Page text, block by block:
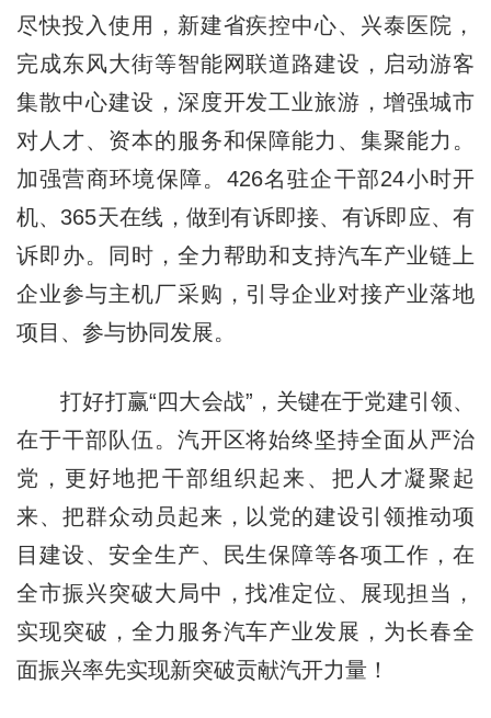
尽快投入使用，新建省疾控中心、兴泰医院，
完成东风大街等智能网联道路建设，启动游客
集散中心建设，深度开发工业旅游，增强城市
对人才、资本的服务和保障能力、集聚能力。
加强营商环境保障。426名驻企干部24小时开
机、365天在线，做到有诉即接、有诉即应、有
诉即办。同时，全力帮助和支持汽车产业链上
企业参与主机厂采购，引导企业对接产业落地
项目、参与协同发展。
打好打赢“四大会战”，关键在于党建引领、
在于干部队伍。汽开区将始终坚持全面从严治
党，更好地把干部组织起来、把人才凝聚起
来、把群众动员起来，以党的建设引领推动项
目建设、安全生产、民生保障等各项工作，在
全市振兴突破大局中，找准定位、展现担当，
实现突破，全力服务汽车产业发展，为长春全
面振兴率先实现新突破贡献汽开力量！